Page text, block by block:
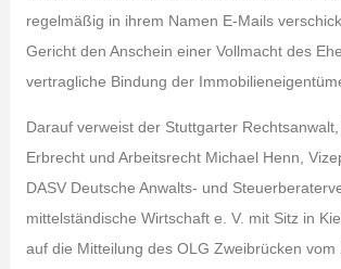
regelmäßig in ihrem Namen E-Mails
Gericht den Anschein einer Vollmacht des
vertragliche Bindung der
Darauf verweist der Stuttgarter
Erbrecht und Arbeitsrecht Michael Henn,
DASV Deutsche Anwalts- und
mittelständische Wirtschaft e. V. mit Sitz in
auf die Mitteilung des OLG Zweibrücken vom